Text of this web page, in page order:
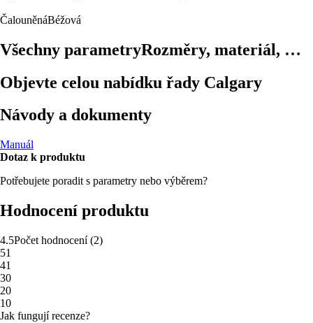
ČalouněnáBéžová
Všechny parametryRozměry, materiál, …
Objevte celou nabídku řady Calgary
Návody a dokumenty
Manuál
Dotaz k produktu
Potřebujete poradit s parametry nebo výběrem?
Hodnocení produktu
4.5Počet hodnocení(2)
51
41
30
20
10
Jak fungují recenze?